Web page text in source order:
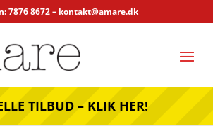
7876 8672 – kontakt@amare.dk
TILBUD – KLIK HER!